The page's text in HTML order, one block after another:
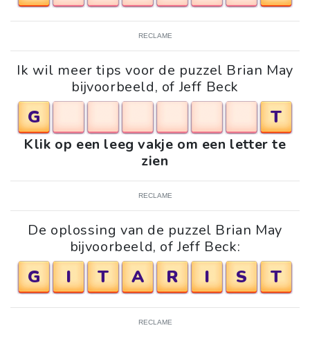
RECLAME
Ik wil meer tips voor de puzzel Brian May
bijvoorbeeld, of Jeff Beck
G T
Klik op een leeg vakje om een letter te
zien
RECLAME
De oplossing van de puzzel Brian May
bijvoorbeeld, of Jeff Beck:
G I T A R I S T
RECLAME